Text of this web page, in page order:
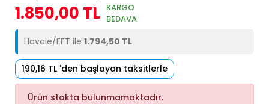
1.850,00 TL KARGO
BEDAVA
Havale/EFT ile 1.794,50 TL
190,16 TL 'den başlayan taksitlerle
Ürün stokta bulunmamaktadır.